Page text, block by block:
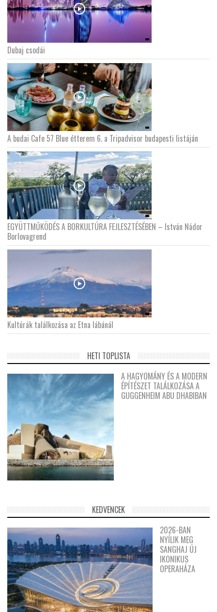
Dubaj csodái
A budai Cafe 57 Blue étterem 6. a Tripadvisor budapesti listáján
EGYÜTTMŰKÖDÉS A BORKULTÚRA FEJLESZTÉSÉBEN – István Nádor
Borlovagrend
Kultúrák találkozása az Etna lábánál
HETI TOPLISTA
A HAGYOMÁNY ÉS A MODERN
ÉPÍTÉSZET TALÁLKOZÁSA A
GUGGENHEIM ABU DHABIBAN
KEDVENCEK
2026-BAN
NYÍLIK MEG
SANGHAJ ÚJ
IKONIKUS
OPERAHÁZA